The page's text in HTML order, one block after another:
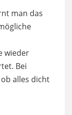
man das
wieder
Bei
alles dicht